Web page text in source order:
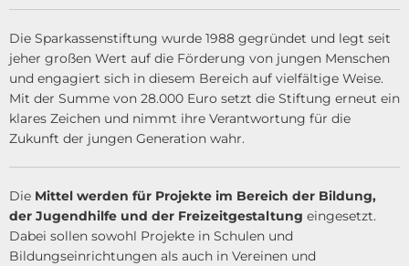
Die Sparkassenstiftung wurde 1988 gegründet und legt seit
jeher großen Wert auf die Förderung von jungen Menschen
und engagiert sich in diesem Bereich auf vielfältige Weise.
Mit der Summe von 28.000 Euro setzt die Stiftung erneut ein
klares Zeichen und nimmt ihre Verantwortung für die
Zukunft der jungen Generation wahr.
Die Mittel werden für Projekte im Bereich der Bildung,
der Jugendhilfe und der Freizeitgestaltung eingesetzt.
Dabei sollen sowohl Projekte in Schulen und
Bildungseinrichtungen als auch in Vereinen und